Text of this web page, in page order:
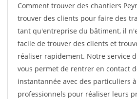
Comment trouver des chantiers
trouver des clients pour faire des
tant qu'entreprise du bâtiment, il
facile de trouver des clients et
réaliser rapidement. Notre service
vous permet de rentrer en contact
instantannée avec des particuliers
professionnels pour réaliser leurs